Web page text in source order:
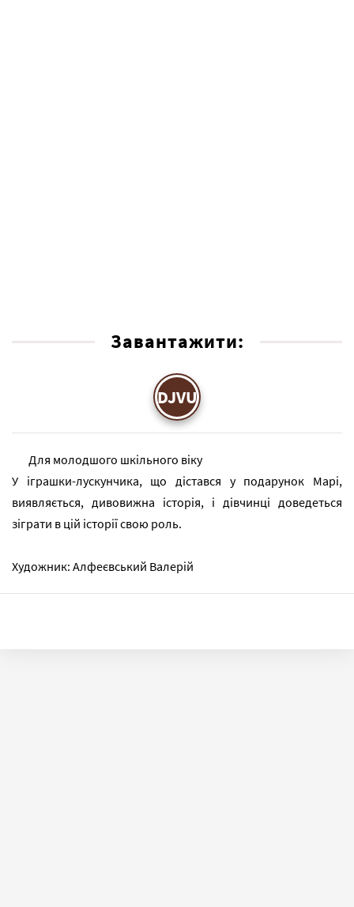
Завантажити:
DJVU
Для молодшого шкільного віку
У іграшки-лускунчика, що дістався у подарунок Марі,
виявляється, дивовижна історія, і дівчинці доведеться
зіграти в цій історії свою роль.
Художник: Алфеєвський Валерій